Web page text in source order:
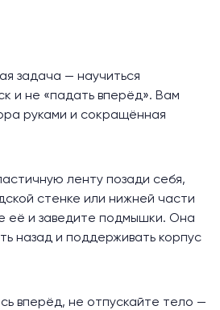
задача — научиться
и не «падать вперёд». Вам
руками и сокращённая
ленту позади себя,
стенке или нижней части
её и заведите подмышки. Она
назад и поддерживать корпус
вперёд, не отпускайте тело —